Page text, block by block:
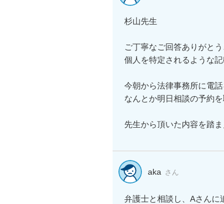
杉山先生
ご丁寧なご回答ありがとう
個人を特定されるような
今朝から法律事務所に電
なんとか明日相談の予約
先生から頂いた内容を踏
aka さん
弁護士と相談し、Aさんに